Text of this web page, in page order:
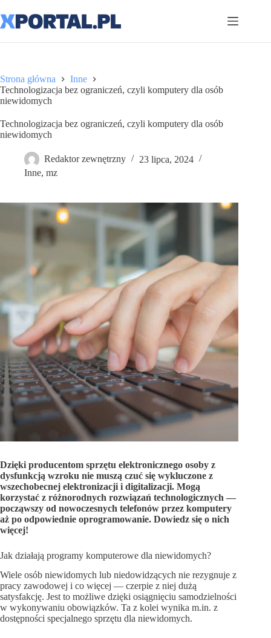
do
treści
Strona główna
Inne
Technologizacja bez ograniczeń, czyli komputery dla osób
niewidomych
Technologizacja bez ograniczeń, czyli komputery dla osób
niewidomych
Redaktor zewnętrzny
23 lipca, 2024
Inne, mz
Dzięki producentom sprzętu elektronicznego osoby z
dysfunkcją wzroku nie muszą czuć się wykluczone z
wszechobecnej elektronizacji i digitalizacji. Mogą
korzystać z różnorodnych rozwiązań technologicznych —
począwszy od nowoczesnych telefonów przez komputery
aż po odpowiednie oprogramowanie. Dowiedz się o nich
więcej!
Jak działają programy komputerowe dla niewidomych?
Wiele osób niewidomych lub niedowidzących nie rezygnuje z
pracy zawodowej i co więcej — czerpie z niej dużą
satysfakcję. Jest to możliwe dzięki osiągnięciu samodzielności
w wykonywaniu obowiązków. Ta z kolei wynika m.in. z
dostępności specjalnego sprzętu dla niewidomych.